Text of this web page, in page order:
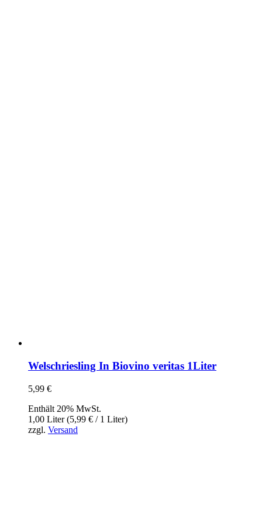
Welschriesling In Biovino veritas 1Liter
5,99 €
Enthält 20% MwSt.
1,00 Liter (5,99 € / 1 Liter)
zzgl. Versand